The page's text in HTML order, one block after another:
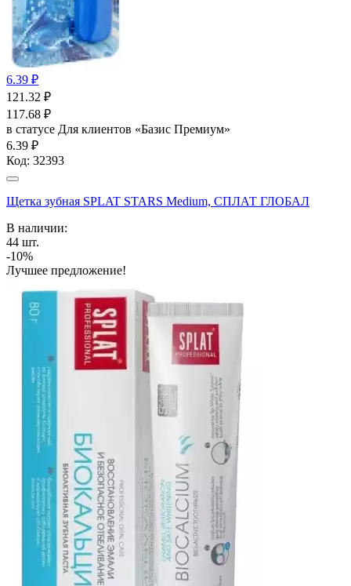
6.39 ₽
121.32 ₽
117.68 ₽
в статусе Для клиентов «Базис Премиум»
6.39 ₽
Код: 32393
Щетка зубная SPLAT STARS Medium, СПЛАТ ГЛОБАЛ
В наличии:
44 шт.
-10%
Лучшее предложение!